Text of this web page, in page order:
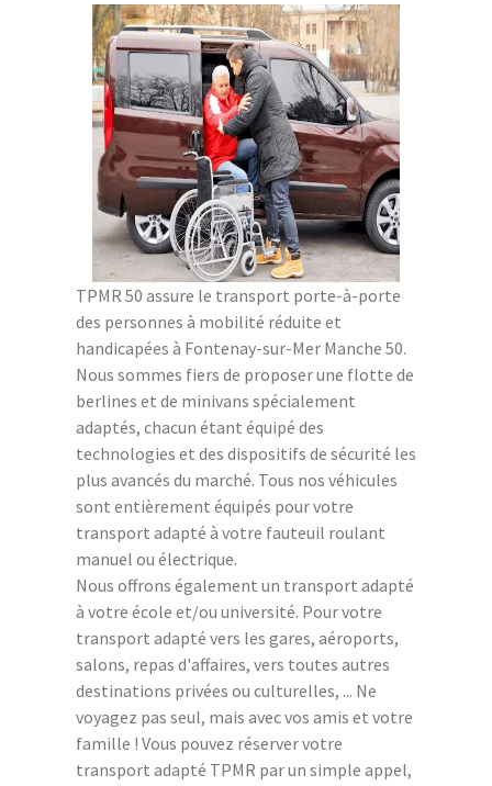
TPMR 50 assure le transport porte-à-porte
des personnes à mobilité réduite et
handicapées à Fontenay-sur-Mer Manche 50.
Nous sommes fiers de proposer une flotte de
berlines et de minivans spécialement
adaptés, chacun étant équipé des
technologies et des dispositifs de sécurité les
plus avancés du marché. Tous nos véhicules
sont entièrement équipés pour votre
transport adapté à votre fauteuil roulant
manuel ou électrique.
Nous offrons également un transport adapté
à votre école et/ou université. Pour votre
transport adapté vers les gares, aéroports,
salons, repas d'affaires, vers toutes autres
destinations privées ou culturelles, ... Ne
voyagez pas seul, mais avec vos amis et votre
famille ! Vous pouvez réserver votre
transport adapté TPMR par un simple appel,